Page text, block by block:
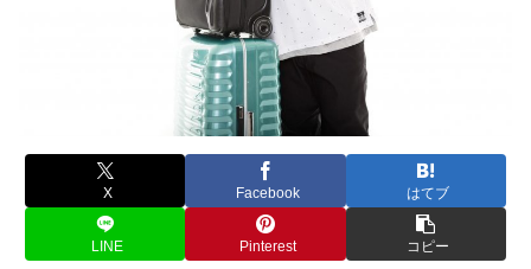
X Facebook はてブ
LINE Pinterest コピー